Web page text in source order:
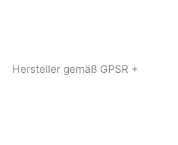
Hersteller gemäß GPSR +